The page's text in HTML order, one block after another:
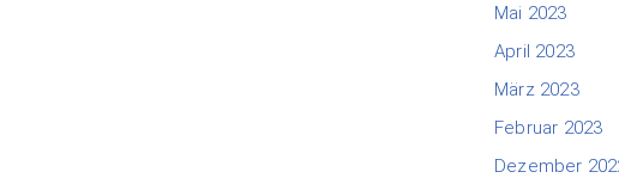
Mai 2023
April 2023
März 2023
Februar 2023
Dezember